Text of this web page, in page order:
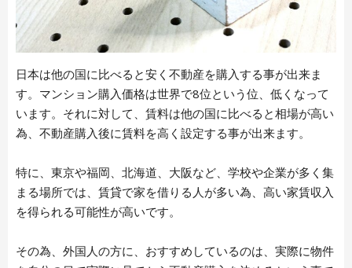
日本は他の国に比べると安く不動産を購入する事が出来ま
す。マンション購入価格は世界で8位という位、低くなって
います。それに対して、賃料は他の国に比べると相場が高い
為、不動産購入後に賃料を高く設定する事が出来ます。
特に、東京や福岡、北海道、大阪など、学校や企業が多く集
まる場所では、賃貸で家を借りる人が多い為、高い家賃収入
を得られる可能性が高いです。
その為、外国人の方に、おすすめしているのは、実際に物件